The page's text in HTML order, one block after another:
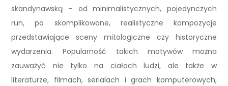
skandynawską – od minimalistycznych, pojedynczych
run, po skomplikowane, realistyczne kompozycje
przedstawiające sceny mitologiczne czy historyczne
wydarzenia. Popularność takich motywów można
zauważyć nie tylko na ciałach ludzi, ale także w
literaturze, filmach, serialach i grach komputerowych,